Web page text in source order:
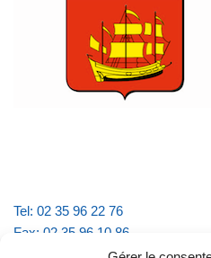
Tel: 02 35 96 22 76
Fax: 02 35 96 10 86
Email :